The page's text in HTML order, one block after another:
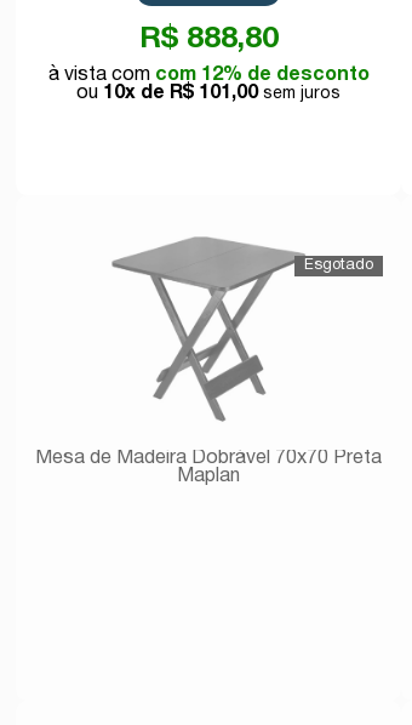
R$ 888,80
com 12% de desconto
10x de R$ 101,00
Mesa de Madeira Dobrável 70x70 Preta
Maplan